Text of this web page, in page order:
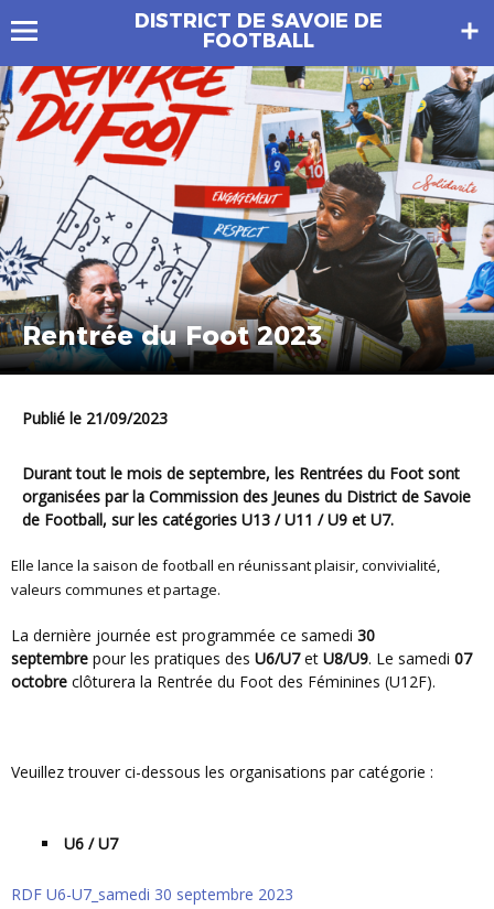
DISTRICT DE SAVOIE DE
FOOTBALL
Rentrée du Foot 2023
Publié le 21/09/2023
Durant tout le mois de septembre, les Rentrées du Foot sont
organisées par la Commission des Jeunes du District de Savoie
de Football, sur les catégories U13 / U11 / U9 et U7.
Elle lance la saison de football en réunissant plaisir, convivialité,
valeurs communes et partage.
La dernière journée est programmée ce samedi 30
septembre pour les pratiques des U6/U7et U8/U9. Le samedi 07
octobre clôturera la Rentrée du Foot des Féminines (U12F).
Veuillez trouver ci-dessous les organisations par catégorie :
U6 / U7
RDF U6-U7_samedi 30 septembre 2023